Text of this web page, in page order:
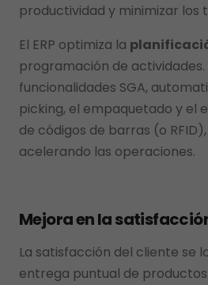
productividad y minimizar los
El ERP optimiza la
programación de
funcionalidades SGA,
picking, el empaquetado y el
de códigos de barras (o
acelerando las operaciones.
Mejora en la
La satisfacción del cliente se
entrega puntual de